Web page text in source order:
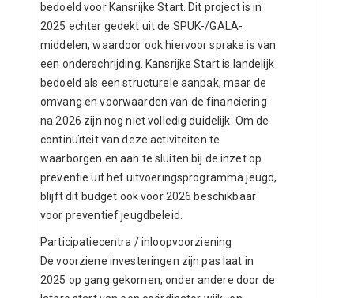
bedoeld voor Kansrijke Start. Dit project is in
2025 echter gedekt uit de SPUK-/GALA-
middelen, waardoor ook hiervoor sprake is van
een onderschrijding. Kansrijke Start is landelijk
bedoeld als een structurele aanpak, maar de
omvang en voorwaarden van de financiering
na 2026 zijn nog niet volledig duidelijk. Om de
continuïteit van deze activiteiten te
waarborgen en aan te sluiten bij de inzet op
preventie uit het uitvoeringsprogramma jeugd,
blijft dit budget ook voor 2026 beschikbaar
voor preventief jeugdbeleid.
Participatiecentra / inloopvoorziening
De voorziene investeringen zijn pas laat in
2025 op gang gekomen, onder andere door de